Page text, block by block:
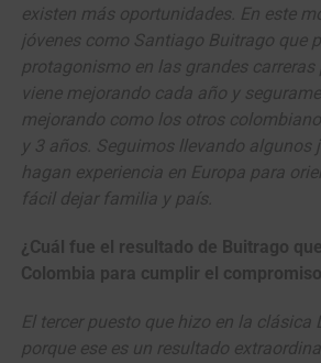
existen más oportunidades. En este
jóvenes como Santiago Buitrago que
protagonismo en las grandes carreras
viene mejorando cada año y
mejorando como los otros
y 3 años. Seguimos llevando algunos
hagan experiencia en Europa para
fácil dejar familia y país.
¿Cuál fue el resultado de Buitrago
Colombia para cumplir el
El tercer puesto que hizo en la clásica
porque ese es un resultado